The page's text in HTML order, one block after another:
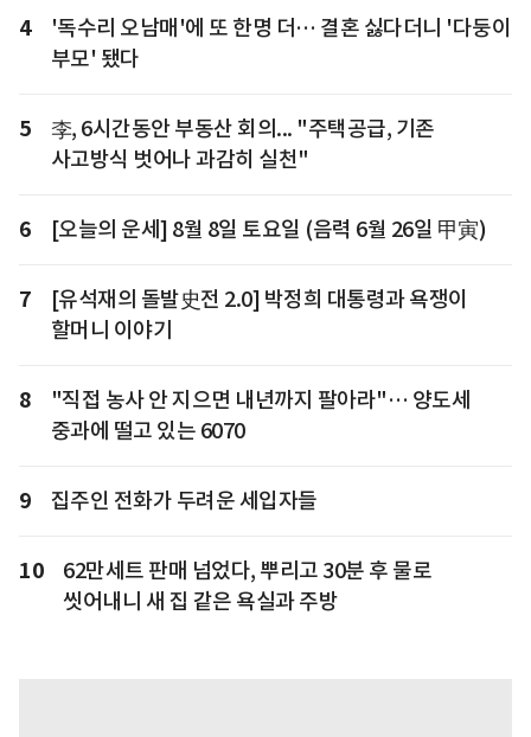
4
'독수리 오남매'에 또 한명 더… 결혼 싫다더니 '다둥이
부모' 됐다
5
李, 6시간동안 부동산 회의... "주택공급, 기존
사고방식 벗어나 과감히 실천"
6 [오늘의 운세] 8월 8일 토요일 (음력 6월 26일 甲寅)
7
[유석재의 돌발史전 2.0] 박정희 대통령과 욕쟁이
할머니 이야기
8
"직접 농사 안 지으면 내년까지 팔아라"… 양도세
중과에 떨고 있는 6070
9 집주인 전화가 두려운 세입자들
10
62만세트 판매 넘었다, 뿌리고 30분 후 물로
씻어내니 새 집 같은 욕실과 주방